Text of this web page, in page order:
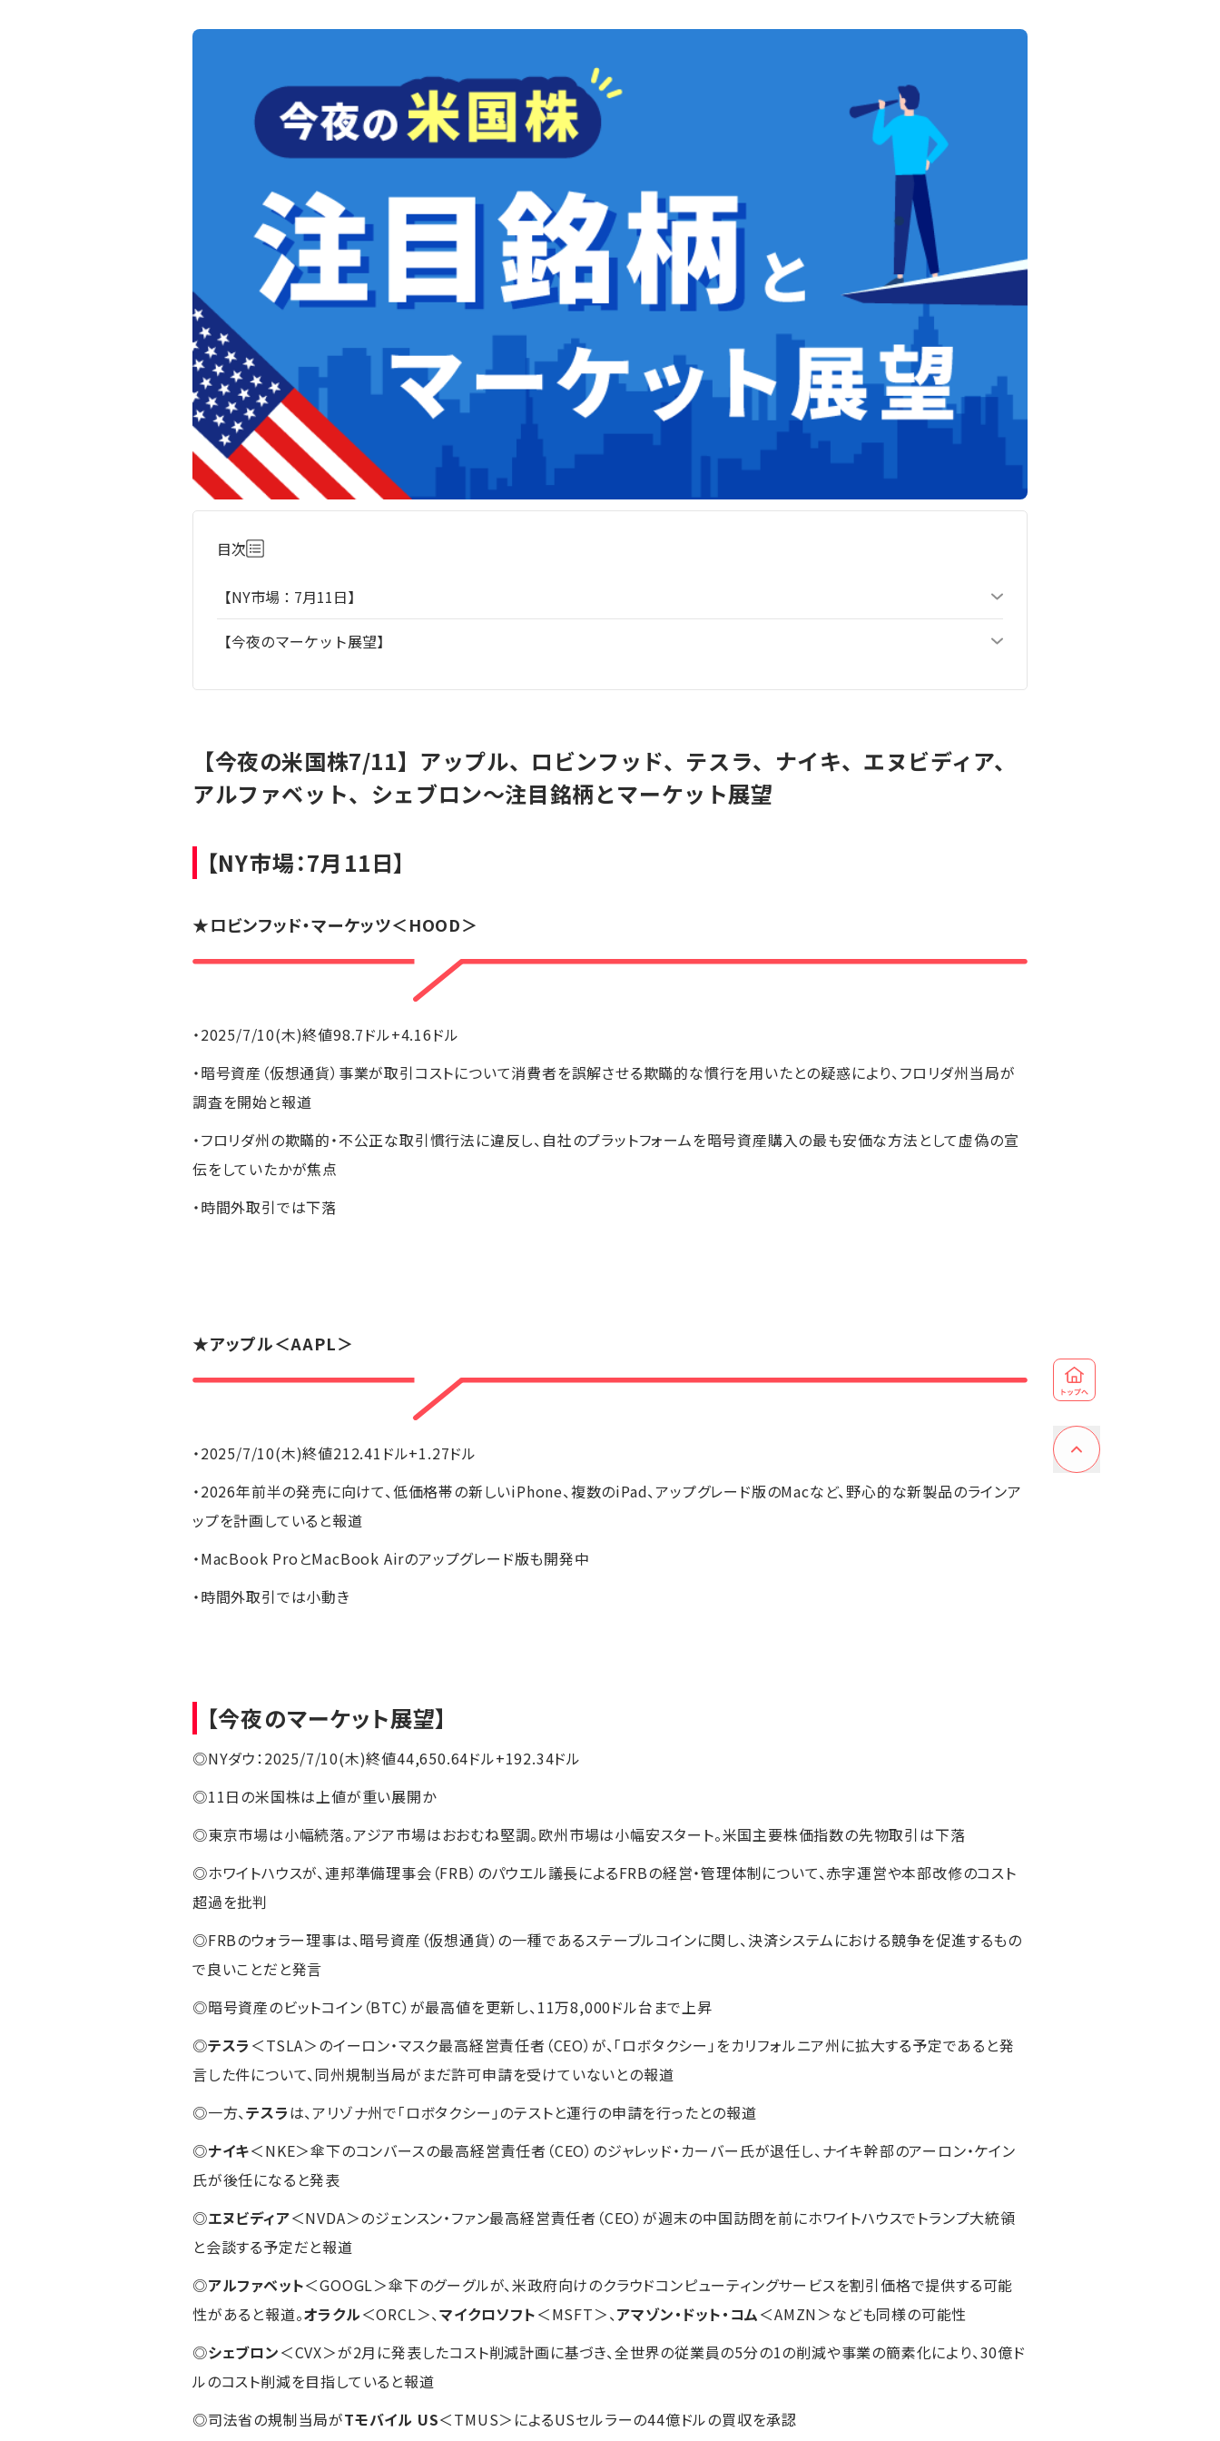
目次
【NY市場：7月11日】
【今夜のマーケット展望】
【今夜の米国株7/11】アップル、ロビンフッド、テスラ、ナイキ、エヌビディア、
アルファベット、シェブロン～注目銘柄とマーケット展望
【NY市場：7月11日】
★ロビンフッド・マーケッツ＜HOOD＞
・2025/7/10(木)終値98.7ドル+4.16ドル
・暗号資産（仮想通貨）事業が取引コストについて消費者を誤解させる欺瞞的な慣行を用いたとの疑惑により、フロリダ州当局が
調査を開始と報道
・フロリダ州の欺瞞的・不公正な取引慣行法に違反し、自社のプラットフォームを暗号資産購入の最も安価な方法として虚偽の宣
伝をしていたかが焦点
・時間外取引では下落
★アップル＜AAPL＞
・2025/7/10(木)終値212.41ドル+1.27ドル
・2026年前半の発売に向けて、低価格帯の新しいiPhone、複数のiPad、アップグレード版のMacなど、野心的な新製品のラインア
ップを計画していると報道
・MacBook ProとMacBook Airのアップグレード版も開発中
・時間外取引では小動き
【今夜のマーケット展望】
◎NYダウ：2025/7/10(木)終値44,650.64ドル+192.34ドル
◎11日の米国株は上値が重い展開か
◎東京市場は小幅続落。アジア市場はおおむね堅調。欧州市場は小幅安スタート。米国主要株価指数の先物取引は下落
◎ホワイトハウスが、連邦準備理事会（FRB）のパウエル議長によるFRBの経営・管理体制について、赤字運営や本部改修のコスト
超過を批判
◎FRBのウォラー理事は、暗号資産（仮想通貨）の一種であるステーブルコインに関し、決済システムにおける競争を促進するもの
で良いことだと発言
◎暗号資産のビットコイン（BTC）が最高値を更新し、11万8,000ドル台まで上昇
◎テスラ ＜TSLA＞のイーロン・マスク最高経営責任者（CEO）が、「ロボタクシー」をカリフォルニア州に拡大する予定であると発
言した件について、同州規制当局がまだ許可申請を受けていないとの報道
◎一方、テスラは、アリゾナ州で「ロボタクシー」のテストと運行の申請を行ったとの報道
◎ナイキ＜NKE＞傘下のコンバースの最高経営責任者（CEO）のジャレッド・カーバー氏が退任し、ナイキ幹部のアーロン・ケイン
氏が後任になると発表
◎エヌビディア＜NVDA＞のジェンスン・ファン最高経営責任者（CEO）が週末の中国訪問を前にホワイトハウスでトランプ大統領
と会談する予定だと報道
◎アルファベット＜GOOGL＞傘下のグーグルが、米政府向けのクラウドコンピューティングサービスを割引価格で提供する可能
性があると報道。オラクル＜ORCL＞、マイクロソフト＜MSFT＞、アマゾン・ドット・コム＜AMZN＞なども同様の可能性
◎シェブロン＜CVX＞が2月に発表したコスト削減計画に基づき、全世界の従業員の5分の1の削減や事業の簡素化により、30億ド
ルのコスト削減を目指していると報道
◎司法省の規制当局がTモバイル US＜TMUS＞によるUSセルラーの44億ドルの買収を承認